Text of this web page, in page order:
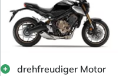
drehfreudiger Motor